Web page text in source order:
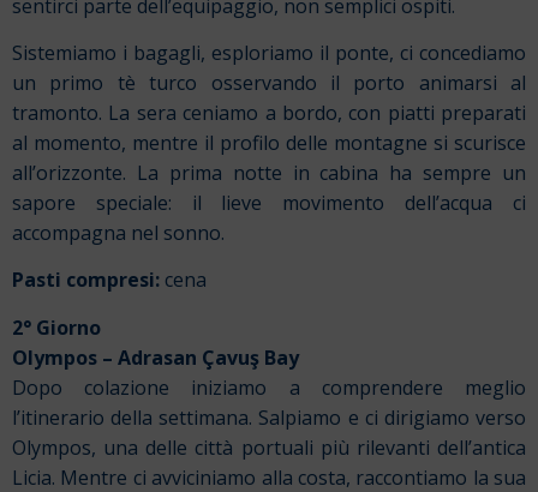
sentirci parte dell’equipaggio, non semplici ospiti.
Sistemiamo i bagagli, esploriamo il ponte, ci concediamo
un primo tè turco osservando il porto animarsi al
tramonto. La sera ceniamo a bordo, con piatti preparati
al momento, mentre il profilo delle montagne si scurisce
all’orizzonte. La prima notte in cabina ha sempre un
sapore speciale: il lieve movimento dell’acqua ci
accompagna nel sonno.
Pasti compresi: cena
2° Giorno
Olympos – Adrasan Çavuş Bay
Dopo colazione iniziamo a comprendere meglio
l’itinerario della settimana. Salpiamo e ci dirigiamo verso
Olympos, una delle città portuali più rilevanti dell’antica
Licia. Mentre ci avviciniamo alla costa, raccontiamo la sua